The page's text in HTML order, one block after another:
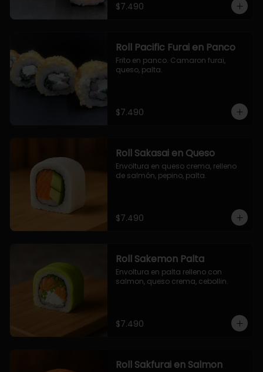
$7.490
Roll Pacific Furai en Panco
Frito en panco. Camaron furai,
queso, palta.
$7.490
Roll Sakasai en Queso
Envoltura en queso crema, relleno
de salmón, pepino, palta.
$7.490
Roll Sakemon Palta
Envoltura en palta relleno con
salmon, queso crema, cebollin.
$7.490
Roll Sakfurai en Salmon